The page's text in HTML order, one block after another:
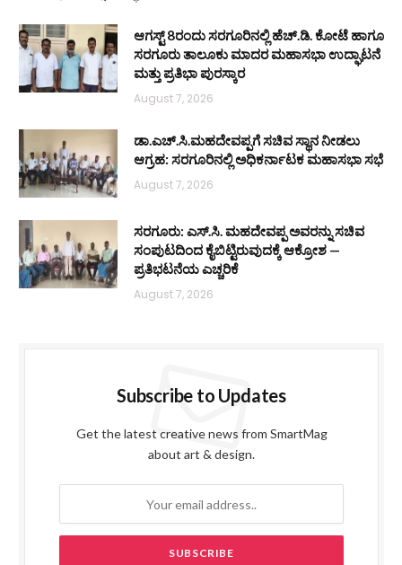
ಆಗಸ್ಟ್ 8ರಂದು ಸರಗೂರಿನಲ್ಲಿ ಹೆಚ್.ಡಿ. ಕೋಟೆ ಹಾಗೂ
ಸರಗೂರು ತಾಲೂಕು ಮಾದರ ಮಹಾಸಭಾ ಉದ್ಘಾಟನೆ
ಮತ್ತು ಪ್ರತಿಭಾ ಪುರಸ್ಕಾರ
August 7, 2026
ಡಾ.ಎಚ್.ಸಿ.ಮಹದೇವಪ್ಪಗೆ ಸಚಿವ ಸ್ಥಾನ ನೀಡಲು
ಆಗ್ರಹ: ಸರಗೂರಿನಲ್ಲಿ ಅಧಿಕರ್ನಾಟಕ ಮಹಾಸಭಾ ಸಭೆ
August 7, 2026
ಸರಗೂರು: ಎಸ್.ಸಿ. ಮಹದೇವಪ್ಪ ಅವರನ್ನು ಸಚಿವ
ಸಂಪುಟದಿಂದ ಕೈಬಿಟ್ಟಿರುವುದಕ್ಕೆ ಆಕ್ರೋಶ —
ಪ್ರತಿಭಟನೆಯ ಎಚ್ಚರಿಕೆ
August 7, 2026
Subscribe to Updates
Get the latest creative news from SmartMag
about art & design.